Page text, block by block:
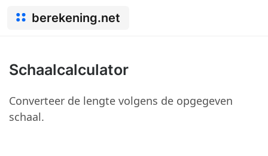
berekening.net
Schaalcalculator
Converteer de lengte volgens de opgegeven
schaal.